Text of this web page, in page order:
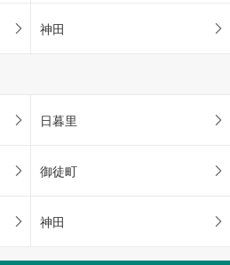
神田
日暮里
御徒町
神田